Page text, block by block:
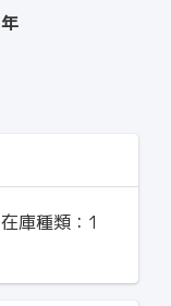
在庫種類： 1